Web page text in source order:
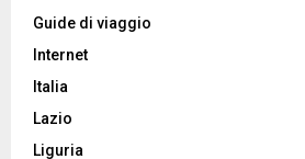
Guide di viaggio
Internet
Italia
Lazio
Liguria